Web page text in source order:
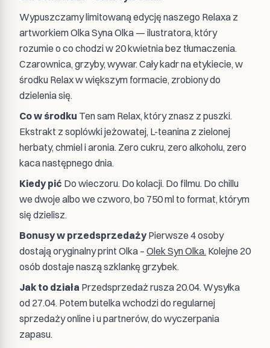
Wypuszczamy limitowaną edycję naszego Relaxa z
artworkiem Olka Syna Olka — ilustratora, który
rozumie o co chodzi w 20 kwietnia bez tłumaczenia.
Czarownica, grzyby, wywar. Cały kadr na etykiecie, w
środku Relax w większym formacie, zrobiony do
dzielenia się.
Co w środku Ten sam Relax, który znasz z puszki.
Ekstrakt z soplówki jeżowatej, L-teanina z zielonej
herbaty, chmiel i aronia. Zero cukru, zero alkoholu, zero
kaca następnego dnia.
Kiedy pić Do wieczoru. Do kolacji. Do filmu. Do chillu
we dwoje albo we czworo, bo 750 ml to format, którym
się dzielisz.
Bonusy w przedsprzedaży Pierwsze 4 osoby
dostają oryginalny print Olka – Olek Syn Olka. Kolejne 20
osób dostaje naszą szklankę grzybek.
Jak to działa Przedsprzedaż rusza 20.04. Wysyłka
od 27.04. Potem butelka wchodzi do regularnej
sprzedaży online i u partnerów, do wyczerpania
zapasu.